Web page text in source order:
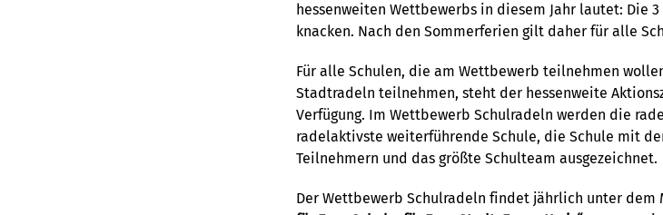
hessenweiten Wettbewerbs in diesem Jahr lautet: Die
knacken. Nach den Sommerferien gilt daher für alle
Für alle Schulen, die am Wettbewerb teilnehmen
Stadtradeln teilnehmen, steht der hessenweite
Verfügung. Im Wettbewerb Schulradeln werden die
radelaktivste weiterführende Schule, die Schule mit
Teilnehmern und das größte Schulteam ausgezeichnet.
Der Wettbewerb Schulradeln findet jährlich unter dem